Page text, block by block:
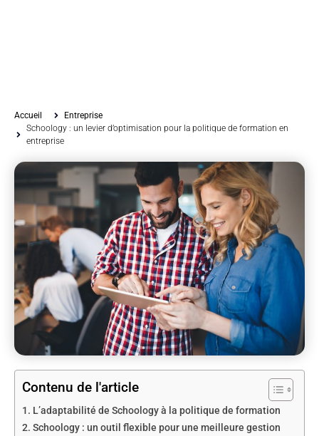
Accueil
Entreprise
Schoology : un levier d’optimisation pour la politique de formation en
entreprise
Contenu de l'article
L’adaptabilité de Schoology à la politique de formation
Schoology : un outil flexible pour une meilleure gestion